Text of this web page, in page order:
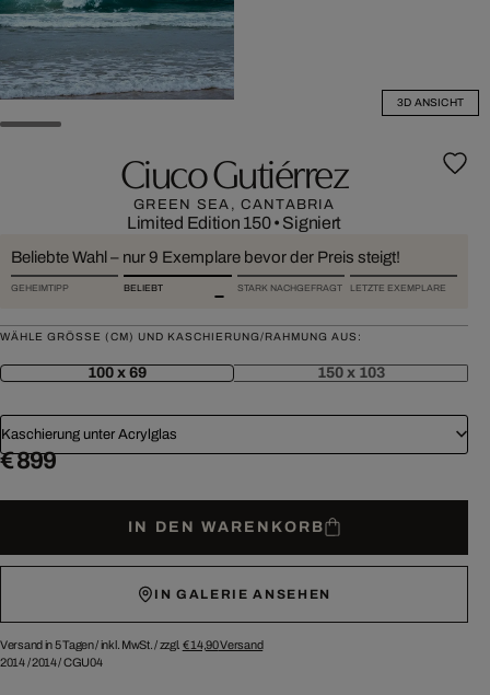
3D ANSICHT
Ciuco Gutiérrez
GREEN SEA, CANTABRIA
Limited Edition 150• Signiert
Beliebte Wahl – nur 9 Exemplare bevor der Preis steigt!
GEHEIMTIPP BELIEBT STARK NACHGEFRAGT LETZTE EXEMPLARE
WÄHLE GRÖSSE (CM) UND KASCHIERUNG/RAHMUNG AUS:
100 x 69 150 x 103
Kaschierung unter Acrylglas
€ 899
IN DEN WARENKORB
IN GALERIE ANSEHEN
Versand in 5 Tagen /inkl. MwSt. / zzgl. € 14,90Versand
2014/2014/CGU04